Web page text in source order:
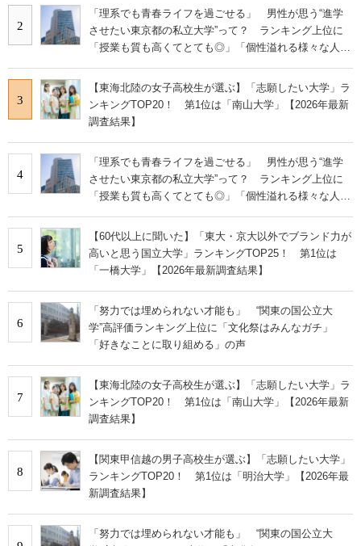
2
「理系でも青春ライフを過ごせる」 男性が思う“進学
させたい東京都の私立大学”って？ ランキング上位に
「授業も質も高くてとても◎」「個性溢れる様々な人間
3
【東海北陸の女子高校生が選ぶ】「志願したい大学」ラ
ンキングTOP20！ 第1位は「南山大学」【2026年最新
調査結果】
4
「理系でも青春ライフを過ごせる」 男性が思う“進学
させたい東京都の私立大学”って？ ランキング上位に
「授業も質も高くてとても◎」「個性溢れる様々な人間
5
【60代以上に聞いた】「東大・京大以外でブランド力が
高いと思う国立大学」ランキングTOP25！ 第1位は
「一橋大学」【2026年最新調査結果】
6
「努力では埋められない才能も」 “関東の国公立大
学”高評価ランキング上位に「文化祭はみんなガチ」
「好きなことに取り組める」の声
7
【東海北陸の女子高校生が選ぶ】「志願したい大学」ラ
ンキングTOP20！ 第1位は「南山大学」【2026年最新
調査結果】
8
【関東甲信越の男子高校生が選ぶ】「志願したい大学」
ランキングTOP20！ 第1位は「明治大学」【2026年最
新調査結果】
「努力では埋められない才能も」 “関東の国公立大